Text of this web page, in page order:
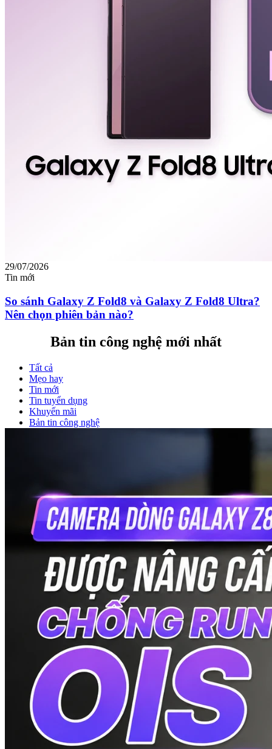
29/07/2026
Tin mới
So sánh Galaxy Z Fold8 và Galaxy Z Fold8 Ultra?
Nên chọn phiên bản nào?
Bản tin công nghệ mới nhất
Tất cả
Mẹo hay
Tin mới
Tin tuyển dụng
Khuyến mãi
Bản tin công nghệ